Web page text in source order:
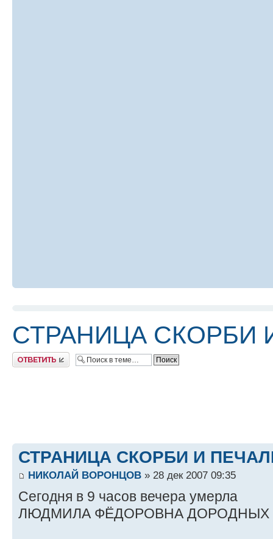
СТРАНИЦА СКОРБИ
Ответить
СТРАНИЦА СКОРБИ И
НИКОЛАЙ ВОРОНЦОВ » 28 дек 2007 09:35
Сегодня в 9 часов вечера умерла
ЛЮДМИЛА ФЁДОРОВНА ДОРОДНЫХ